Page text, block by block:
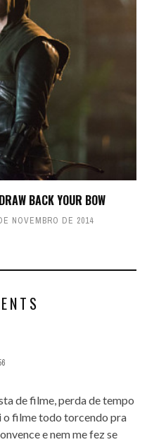
BACK YOUR BOW
NOVEMBRO DE 2014
de filme, perda de tempo
o filme todo torcendo pra
e nem me fez se